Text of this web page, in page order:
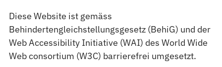
Diese Website ist gemäss
Behindertengleichstellungsgesetz (BehiG) und der
Web Accessibility Initiative (WAI) des World Wide
Web consortium (W3C) barrierefrei umgesetzt.